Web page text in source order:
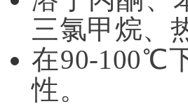
三氯甲烷、
在90-100℃
性。